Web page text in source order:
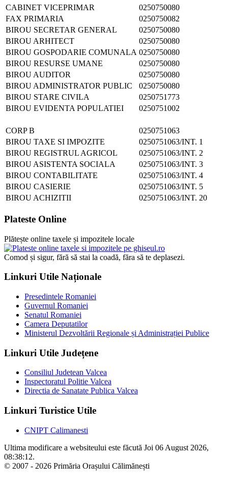
CABINET VICEPRIMAR
0250750080
FAX PRIMARIA
0250750082
BIROU SECRETAR GENERAL
0250750080
BIROU ARHITECT
0250750080
BIROU GOSPODARIE COMUNALA 0250750080
BIROU RESURSE UMANE
0250750080
BIROU AUDITOR
0250750080
BIROU ADMINISTRATOR PUBLIC
0250750080
BIROU STARE CIVILA
0250751773
BIROU EVIDENTA POPULATIEI
0250751002
CORP B
0250751063
BIROU TAXE SI IMPOZITE
0250751063/INT. 1
BIROU REGISTRUL AGRICOL
0250751063/INT. 2
BIROU ASISTENTA SOCIALA
0250751063/INT. 3
BIROU CONTABILITATE
0250751063/INT. 4
BIROU CASIERIE
0250751063/INT. 5
BIROU ACHIZITII
0250751063/INT. 20
Plateste Online
Plătește online taxele și impozitele locale
Comod și sigur, fără să stai la coadă, făra să te deplasezi.
Linkuri Utile Naționale
Presedintele Romaniei
Guvernul Romaniei
Senatul Romaniei
Camera Deputatilor
Ministerul Dezvoltării Regionale și Administrației Publice
Linkuri Utile Județene
Consiliul Judetean Valcea
Inspectoratul Politie Valcea
Directia de Sanatate Publica Valcea
Linkuri Turistice Utile
CNIPT Calimanesti
Ultima modificare a websiteului este făcută Joi 06 August 2026,
08:38:12.
© 2007 - 2026 Primăria Orașului Călimănești